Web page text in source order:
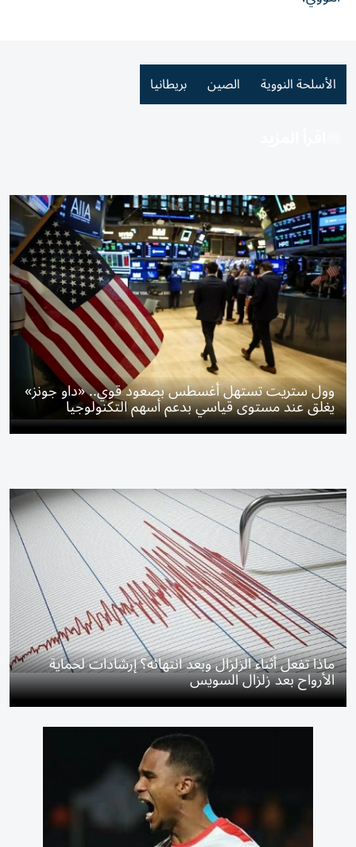
الأسلحة النووية الصين بريطانيا
وول ستريت تستهل أغسطس بصعود قوي.. «داو جونز»
يغلق عند مستوى قياسي بدعم أسهم التكنولوجيا
ماذا تفعل أثناء الزلزال وبعد انتهائه؟ إرشادات لحماية
الأرواح بعد زلزال السويس